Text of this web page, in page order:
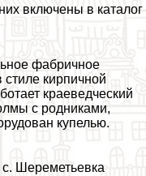
включены в каталог
фабричное
кирпичной
краеведческий
с родниками,
купелью.
Шереметьевка